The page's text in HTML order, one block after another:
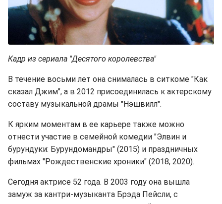
Кадр из сериала "Десятого королевства"
В течение восьми лет она снималась в ситкоме "Как
сказал Джим", а в 2012 присоединилась к актерскому
составу музыкальной драмы "Нэшвилл".
К ярким моментам в ее карьере также можно
отнести участие в семейной комедии "Элвин и
бурундуки: Бурундомандры" (2015) и праздничных
фильмах "Рождественские хроники" (2018, 2020).
Сегодня актрисе 52 года. В 2003 году она вышла
замуж за кантри-музыканта Брэда Пейсли, с